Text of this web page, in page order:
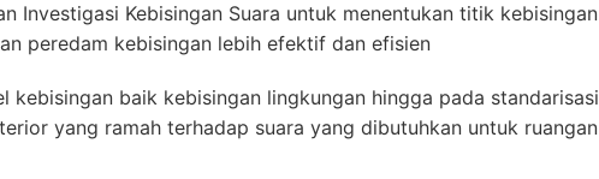
Investigasi Kebisingan Suara untuk menentukan titik kebisingan
peredam kebisingan lebih efektif dan efisien
kebisingan baik kebisingan lingkungan hingga pada standarisasi
yang ramah terhadap suara yang dibutuhkan untuk ruangan